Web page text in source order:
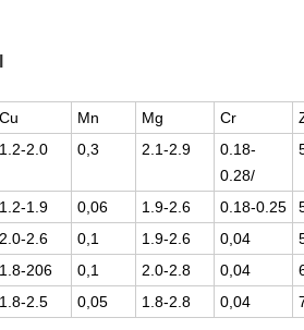
Cu Mn Mg Cr
1.2-2.0 0,3 2.1-2.9
0.18-
0.28/
1.2-1.9 0,06 1.9-2.6 0.18-0.25
2.0-2.6 0,1 1.9-2.6 0,04
1.8-206 0,1 2.0-2.8 0,04
1.8-2.5 0,05 1.8-2.8 0,04